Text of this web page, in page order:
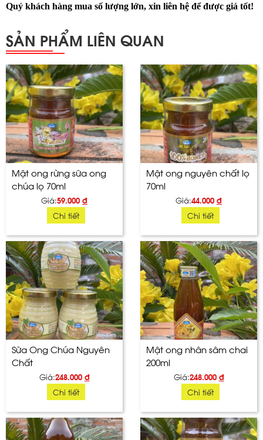
Quý khách hàng mua số lượng lớn, xin liên hệ để được giá tốt!
SẢN PHẨM LIÊN QUAN
Mật ong rừng sữa ong
chúa lọ 70ml
Giá:59.000 đ
Chi tiết
Mật ong nguyên chất lọ
70ml
Giá:44.000 đ
Chi tiết
Sữa Ong Chúa Nguyên
Chất
Giá:248.000 đ
Chi tiết
Mật ong nhân sâm chai
200ml
Giá:248.000 đ
Chi tiết